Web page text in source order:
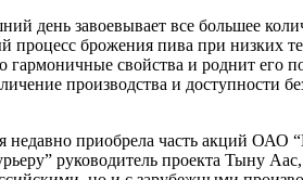
день завоевывает все большее
брожения пива при низких
гармоничные свойства и роднит
производства и доступности
приобрела часть акций ОАО
руководитель проекта Тыну